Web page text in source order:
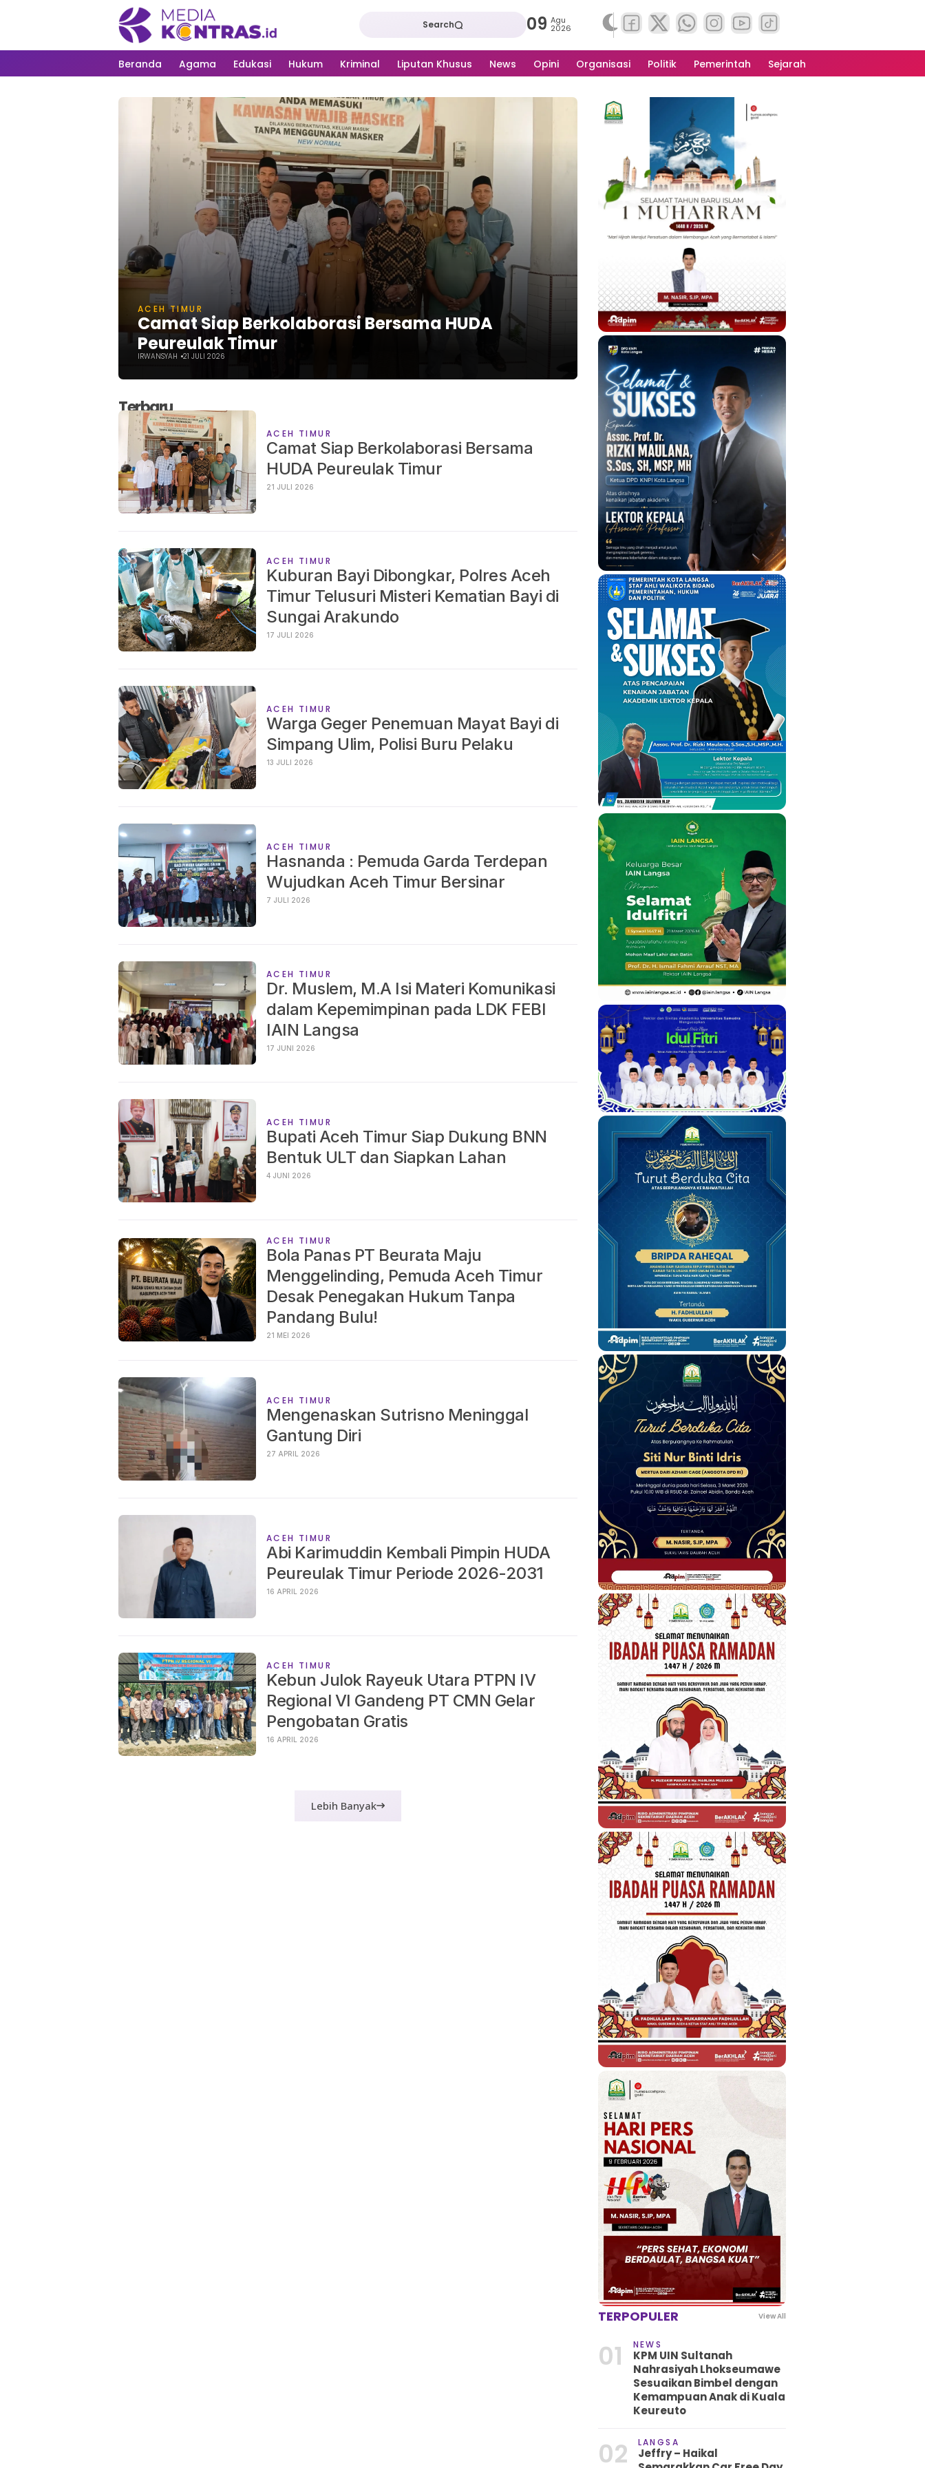
Search 09 Agu
2026
Beranda Agama Edukasi Hukum Kriminal Liputan Khusus News Opini Organisasi Politik Pemerintah Sejarah
ACEH TIMUR
Camat Siap Berkolaborasi Bersama HUDA
Peureulak Timur
IRWANSYAH 21 JULI 2026
ACEH TIMUR
Kuburan Bayi Dibongkar, Polres Aceh
Telusuri Misteri Kematian Bayi di
Arakundo
RAPIAN
Terbaru
ACEH TIMUR
Camat Siap Berkolaborasi Bersama
HUDA Peureulak Timur
21 JULI 2026
ACEH TIMUR
Kuburan Bayi Dibongkar, Polres Aceh
Timur Telusuri Misteri Kematian Bayi di
Sungai Arakundo
17 JULI 2026
ACEH TIMUR
Warga Geger Penemuan Mayat Bayi di
Simpang Ulim, Polisi Buru Pelaku
13 JULI 2026
ACEH TIMUR
Hasnanda : Pemuda Garda Terdepan
Wujudkan Aceh Timur Bersinar
7 JULI 2026
ACEH TIMUR
Dr. Muslem, M.A Isi Materi Komunikasi
dalam Kepemimpinan pada LDK FEBI
IAIN Langsa
17 JUNI 2026
ACEH TIMUR
Bupati Aceh Timur Siap Dukung BNN
Bentuk ULT dan Siapkan Lahan
4 JUNI 2026
ACEH TIMUR
‎Bola Panas PT Beurata Maju
Menggelinding, Pemuda Aceh Timur
Desak Penegakan Hukum Tanpa
21 MEI 2026
ACEH TIMUR
Mengenaskan Sutrisno Meninggal
Gantung Diri
27 APRIL 2026
ACEH TIMUR
Abi Karimuddin Kembali Pimpin HUDA
Peureulak Timur Periode 2026-2031
16 APRIL 2026
ACEH TIMUR
Kebun Julok Rayeuk Utara PTPN IV
Regional VI Gandeng PT CMN Gelar
Pengobatan Gratis
16 APRIL 2026
Lebih Banyak
TERPOPULER View All
01 NEWS
KPM UIN Sultanah
Nahrasiyah Lhokseumawe
Sesuaikan Bimbel dengan
Kemampuan Anak di Kuala
Keureuto
02 LANGSA
Jeffry – Haikal